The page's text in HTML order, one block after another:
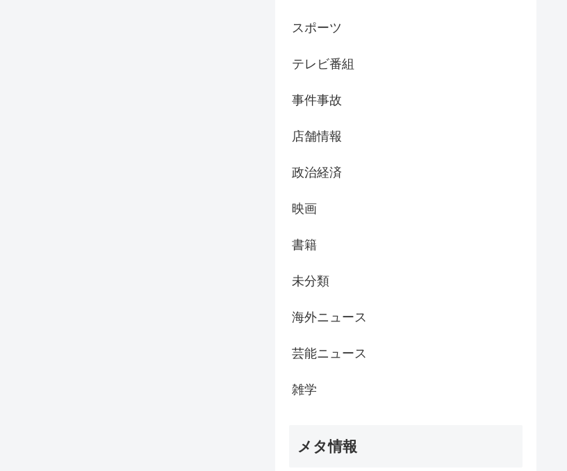
スポーツ
テレビ番組
事件事故
店舗情報
政治経済
映画
書籍
未分類
海外ニュース
芸能ニュース
雑学
メタ情報